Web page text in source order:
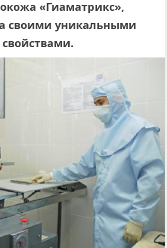
«Гиаматрикс»,
своими уникальными